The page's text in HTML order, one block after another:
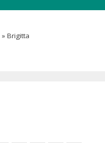
» Brigitta